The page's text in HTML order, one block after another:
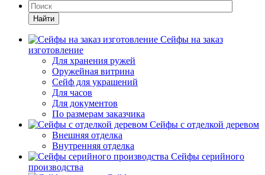
Найти
Сейфы на заказ
изготовление
Для хранения ружей
Оружейная витрина
Сейф для украшений
Для часов
Для документов
По размерам заказчика
Сейфы с отделкой деревом
Внешняя отделка
Внутренняя отделка
Сейфы серийного
производства